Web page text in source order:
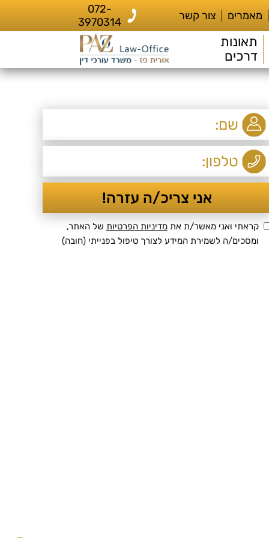
מאמרים צור קשר
072-
3970314
תאונות
דרכים
קראתי ואני מאשר/ת אתמדיניות הפרטיות של האתר,
ומסכים/ה לשמירת המידע לצורך טיפול בפנייתי (חובה)